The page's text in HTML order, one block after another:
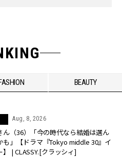
BEAUTY
Aug, 8, 2026
ん（36）「今の時代なら結婚は選ん
も」【ドラマ『Tokyo middle 30』イ
】 | CLASSY.[クラッシィ]